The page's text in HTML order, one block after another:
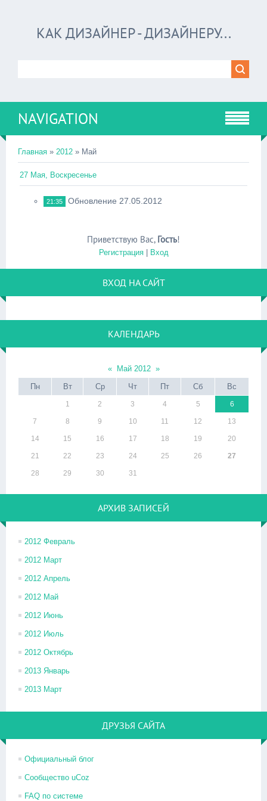
КАК ДИЗАЙНЕР - ДИЗАЙНЕРУ...
NAVIGATION
Главная » 2012 » Май
27 Мая, Воскресенье
21:35 Обновление 27.05.2012
Приветствую Вас, Гость!
Регистрация| Вход
ВХОД НА САЙТ
КАЛЕНДАРЬ
« Май 2012 »
Пн
Вт Ср Чт Пт Сб Вс
1 2 3 4 5 6
7 8 9 10 11 12 13
14 15 16 17 18 19 20
21 22 23 24 25 26 27
28 29 30 31
АРХИВ ЗАПИСЕЙ
2012 Февраль
2012 Март
2012 Апрель
2012 Май
2012 Июнь
2012 Июль
2012 Октябрь
2013 Январь
2013 Март
ДРУЗЬЯ САЙТА
Официальный блог
Сообщество uCoz
FAQ по системе